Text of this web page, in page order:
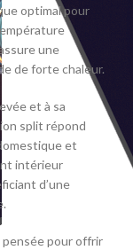
optimal pour
une
de forte chaleur.
et à sa
split répond
et
intérieur
d’une
pensée pour offrir